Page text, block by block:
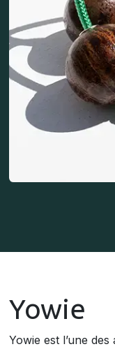
Yowie
Yowie est l’une